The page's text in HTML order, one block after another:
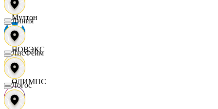
Мултон
НОВЭКС
ОЛИМПС
Линия
ЛисФейм
Логос